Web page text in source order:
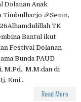
Dolanan Anak
Timbulharjo 🎉Senin,
TK
Bantul ikut
Festival Dolanan
Bunda PAUD
M.Pd., M.M.dan di
Emi...
Read More